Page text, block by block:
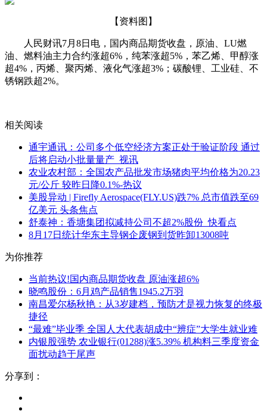
【资料图】
人民财讯7月8日电，国内商品期货收盘，原油、LU燃
油、燃料油主力合约涨超6%，纯苯涨超5%，苯乙烯、甲醇涨
超4%，丙烯、聚丙烯、液化气涨超3%；碳酸锂、工业硅、不
锈钢跌超2%。
相关阅读
通宇通讯：公司多个低空经济方案正处于验证阶段 通过
后将启动小批量量产_视讯
农业农村部：全国农产品批发市场猪肉平均价格为20.23
元/公斤 较昨日降0.1%-热议
美股异动 | Firefly Aerospace(FLY.US)跌7% 总市值跌至69
亿美元 头条焦点
舒泰神：香塘集团拟减持公司不超2%股份_快看点
8月17日统计华东主导钢企废钢到货昨卸13008吨
为你推荐
当前热议!国内商品期货收盘 原油涨超6%
晓鸣股份：6月鸡产品销售1945.2万羽
南昌爱尔杨秋艳：从3岁建档，预防才是视力恢复的终极
捷径
“最难”毕业季 全国人大代表胡成中“辨症”大学生就业难
内银股强势 农业银行(01288)涨5.39% 机构料三季度资金
面扰动趋于尾声
分享到：